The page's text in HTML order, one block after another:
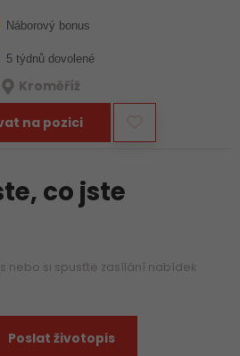
Náborový bonus
5 týdnů dovolené
Kroměříž
na pozici
co jste
nebo si spusťte zasílání nabídek
Poslat životopis